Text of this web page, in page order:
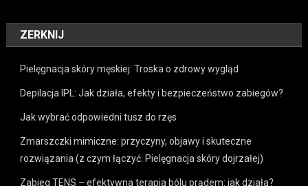
ZERKNIJ
Pielęgnacja skóry męskiej: Troska o zdrowy wygląd
Depilacja IPL: Jak działa, efekty i bezpieczeństwo zabiegów?
Jak wybrać odpowiedni tusz do rzęs
Zmarszczki mimiczne: przyczyny, objawy i skuteczne
rozwiązania (z czym łączyć: Pielęgnacja skóry dojrzałej)
Zabieg TENS – efektywna terapia bólu prądem: jak działa?